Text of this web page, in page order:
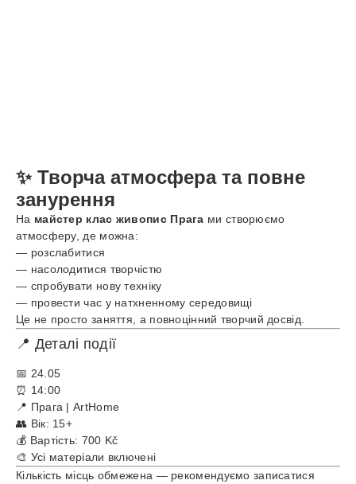
✨ Творча атмосфера та повне
занурення
На майстер клас живопис Прага ми створюємо
атмосферу, де можна:
— розслабитися
— насолодитися творчістю
— спробувати нову техніку
— провести час у натхненному середовищі
Це не просто заняття, а повноцінний творчий досвід.
📍 Деталі події
📅 24.05
⏰ 14:00
📍 Прага | ArtHome
👥 Вік: 15+
💰 Вартість: 700 Kč
🎨 Усі матеріали включені
Кількість місць обмежена — рекомендуємо записатися